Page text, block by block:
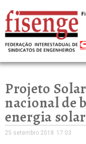
Projeto
nacional de
energia solar
25 setembro 2018 17:03